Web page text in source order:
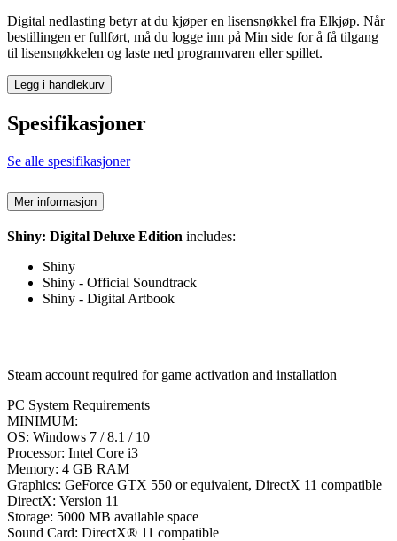
Digital nedlasting betyr at du kjøper en lisensnøkkel fra Elkjøp. Når
bestillingen er fullført, må du logge inn på Min side for å få tilgang
til lisensnøkkelen og laste ned programvaren eller spillet.
Legg i handlekurv
Spesifikasjoner
Se alle spesifikasjoner
Mer informasjon
Shiny: Digital Deluxe Edition includes:
Shiny
Shiny - Official Soundtrack
Shiny - Digital Artbook
Steam account required for game activation and installation
PC System Requirements
MINIMUM:
OS: Windows 7 / 8.1 / 10
Processor: Intel Core i3
Memory: 4 GB RAM
Graphics: GeForce GTX 550 or equivalent, DirectX 11 compatible
DirectX: Version 11
Storage: 5000 MB available space
Sound Card: DirectX® 11 compatible